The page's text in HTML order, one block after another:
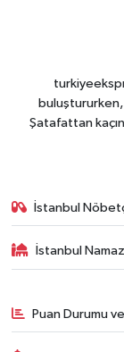
Şatafattan
İstanbul
İstanbul
Puan Durumu